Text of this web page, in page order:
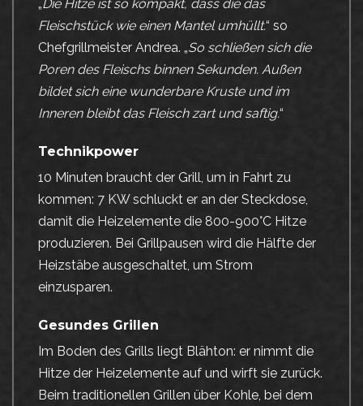
„Die Hitze ist so kompakt, dass die das
Fleischstück wie einen Mantel umhüllt.“ so
Chefgrillmeister Andrea. „So schließen sich die
Poren des Fleischs binnen Sekunden. Außen
bildet sich eine wunderbare Kruste und im
Inneren bleibt das Fleisch zart und saftig.“
Technikpower
10 Minuten braucht der Grill, um in Fahrt zu
kommen: 7 KW schluckt er an der Steckdose,
damit die Heizelemente die 800-900°C Hitze
produzieren. Bei Grillpausen wird die Hälfte der
Heizstäbe ausgeschaltet, um Strom
einzusparen.
Gesundes Grillen
Im Boden des Grills liegt Blähton: er nimmt die
Hitze der Heizelemente auf und wirft sie zurück.
Beim traditionellen Grillen über Kohle, bei dem